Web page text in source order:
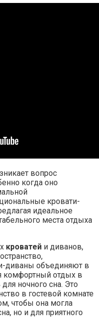
вопрос
когда оно
кровати-
идеальное
места отдыха
кроватей и диванов,
диваны объединяют в
комфортный отдых в
ночного сна. Это
в гостевой комнате
чтобы она могла
но и для приятного